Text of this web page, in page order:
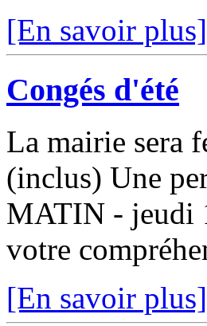
[En savoir plus]
Congés d'été
La mairie sera
(inclus) Une
MATIN - jeudi
votre
[En savoir plus]